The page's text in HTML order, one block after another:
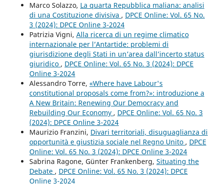
Marco Solazzo, La quarta Repubblica maliana: analisi
di una Costituzione divisiva , DPCE Online: Vol. 65 No.
3 (2024): DPCE Online 3-2024
Patrizia Vigni, Alla ricerca di un regime climatico
internazionale per l’Antartide: problemi di
giurisdizione degli Stati in un’area dall’incerto status
giuridico , DPCE Online: Vol. 65 No. 3 (2024): DPCE
Online 3-2024
Alessandro Torre, «Where have Labour's
constitutional proposals come from?»: introduzione a
A New Britain: Renewing Our Democracy and
Rebuilding Our Economy , DPCE Online: Vol. 65 No. 3
(2024): DPCE Online 3-2024
Maurizio Franzini, Divari territoriali, disuguaglianza di
opportunità e giustizia sociale nel Regno Unito , DPCE
Online: Vol. 65 No. 3 (2024): DPCE Online 3-2024
Sabrina Ragone, Günter Frankenberg, Situating the
Debate , DPCE Online: Vol. 65 No. 3 (2024): DPCE
Online 3-2024